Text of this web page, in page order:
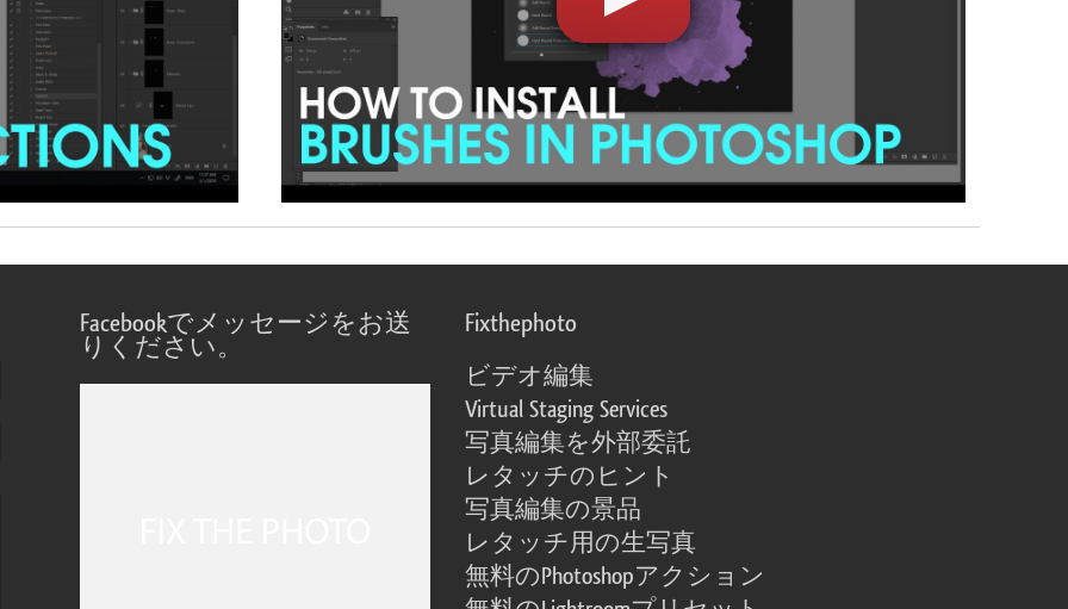
Facebookでメッセージをお送
りください。
Fixthephoto
ビデオ編集
Virtual Staging Services
写真編集を外部委託
レタッチのヒント
写真編集の景品
レタッチ用の生写真
無料のPhotoshopアクション